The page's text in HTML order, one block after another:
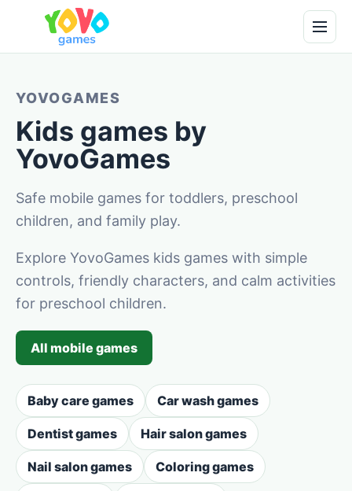
YOVOGAMES
Kids games by
YovoGames
Safe mobile games for toddlers, preschool
children, and family play.
Explore YovoGames kids games with simple
controls, friendly characters, and calm activities
for preschool children.
All mobile games
Baby care games Car wash games
Dentist games Hair salon games
Nail salon games Coloring games